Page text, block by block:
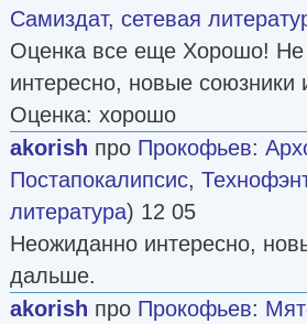
Самиздат, сетевая
Оценка все еще Хорошо! Не
интересно, новые
Оценка: хорошо
akorish про Прокофьев:
Постапокалипсис,
литература) 12 05
Неожиданно интересно,
дальше.
akorish про Прокофьев: